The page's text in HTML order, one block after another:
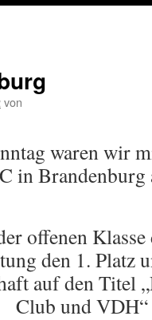
von
waren wir
in Brandenburg
offenen
den 1. Platz
auf den Titel
Club und VDH“